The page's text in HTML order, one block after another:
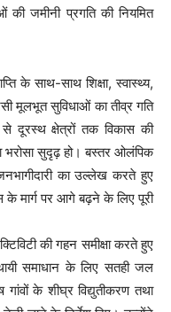
की जमीनी प्रगति की नियमित
के साथ-साथ शिक्षा, स्वास्थ्य,
मूलभूत सुविधाओं का तीव्र गति
दूरस्थ क्षेत्रों तक विकास की
भरोसा सुदृढ़ हो। बस्तर ओलंपिक
का उल्लेख करते हुए
के मार्ग पर आगे बढ़ने के लिए पूरी
की गहन समीक्षा करते हुए
समाधान के लिए सतही जल
के शीघ्र विद्युतीकरण तथा